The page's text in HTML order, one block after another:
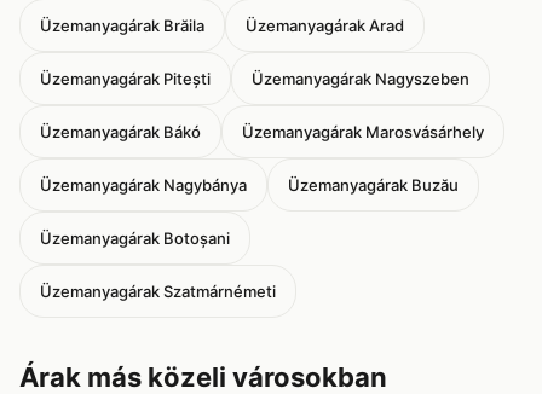
Üzemanyagárak Brăila Üzemanyagárak Arad
Üzemanyagárak Pitești Üzemanyagárak Nagyszeben
Üzemanyagárak Bákó Üzemanyagárak Marosvásárhely
Üzemanyagárak Nagybánya Üzemanyagárak Buzău
Üzemanyagárak Botoșani
Üzemanyagárak Szatmárnémeti
Árak más közeli városokban